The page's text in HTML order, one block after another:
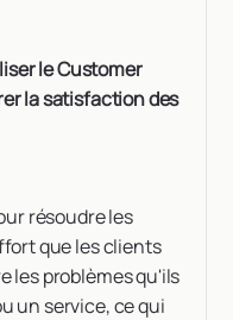
le Customer
la satisfaction des
résoudre les
que les clients
les problèmes qu'ils
un service, ce qui